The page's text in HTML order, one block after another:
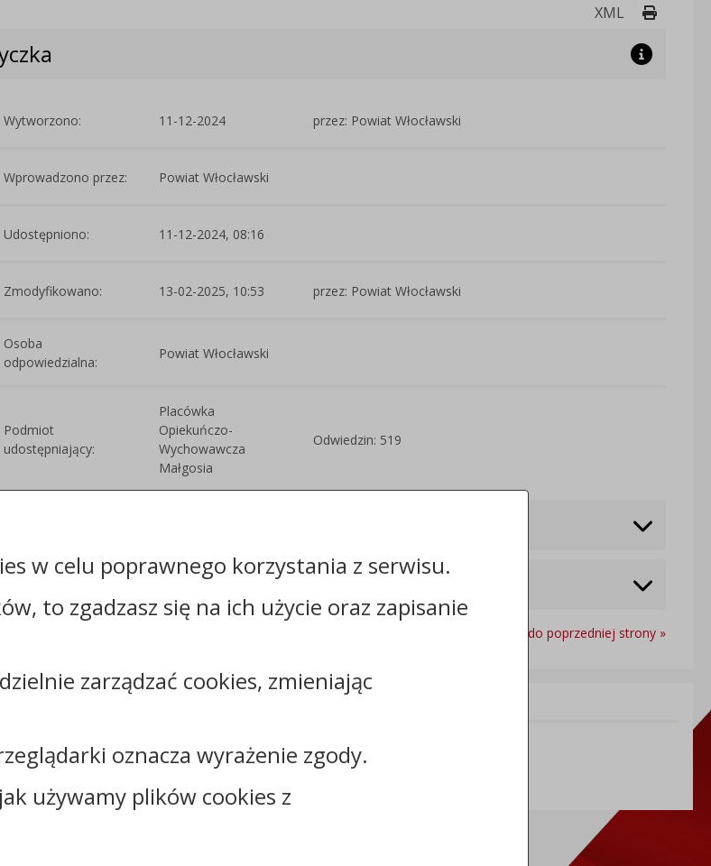
XML Drukuj
Wytworzono: 11-12-2024 przez: Powiat Włocławski
Wprowadzono przez: Powiat Włocławski
Udostępniono: 11-12-2024, 08:16
Zmodyfikowano: 13-02-2025, 10:53 przez: Powiat Włocławski
Osoba
odpowiedzialna:
Powiat Włocławski
Podmiot
udostępniający:
Placówka
Opiekuńczo-
Wychowawcza
Małgosia
Odwiedzin: 519
Powrót do poprzedniej strony »
NIP: 8883126984
REGON: 365597920
w celu poprawnego korzystania z serwisu.
to zgadzasz się na ich użycie oraz zapisanie
zarządzać cookies, zmieniając
oznacza wyrażenie zgody.
używamy plików cookies z